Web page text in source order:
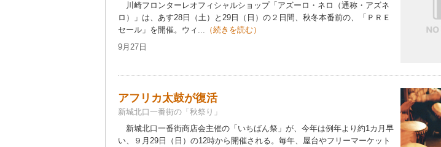
川崎フロンターレオフィシャルショップ「アズーロ・ネロ（通称・アズネ
ロ）」は、あす28日（土）と29日（日）の２日間、秋冬本番前の、「ＰＲＥ
セール」を開催。ウィ... （続きを読む）
9月27日
アフリカ太鼓が復活
新城北口一番街の「秋祭り」
新城北口一番街商店会主催の「いちばん祭」が、今年は例年より約1カ月早
い、９月29日（日）の12時から開催される。毎年、屋台やフリーマーケット